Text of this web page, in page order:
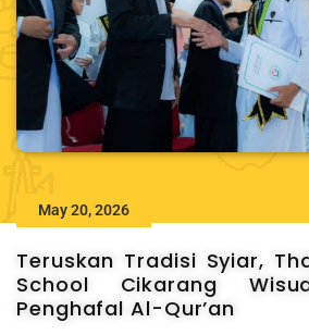
May 20, 2026
Teruskan Tradisi Syiar,
School Cikarang
Penghafal Al-Qur’an